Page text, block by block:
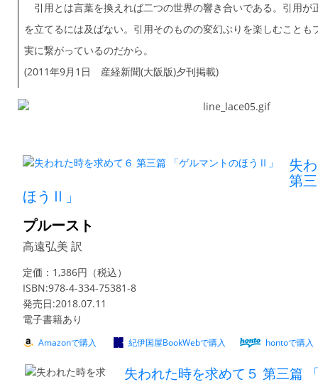
引用とは言葉を換えれば二つの世界の響き合いである。引用が
を立てるには及ばない。引用そのものの変幻ぶりを楽しむことも
実に繋がっているのだから。
(2011年9月1日 産経新聞(大阪版)夕刊掲載)
失
第
ほうⅡ」
プルースト
高遠弘美 訳
定価：1,386円（税込）
ISBN:978-4-334-75381-8
発売日:2018.07.11
電子書籍あり
Amazonで購入 紀伊国屋BookWebで購入 hontoで購入
失われた時を求めて５ 第三篇